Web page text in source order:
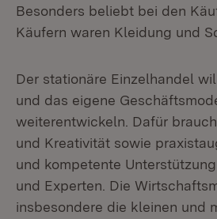
Besonders beliebt bei den
Käufern waren Kleidung und
Der stationäre Einzelhandel
und das eigene
weiterentwickeln. Dafür
und Kreativität sowie
und kompetente
und Experten. Die
insbesondere die kleinen und